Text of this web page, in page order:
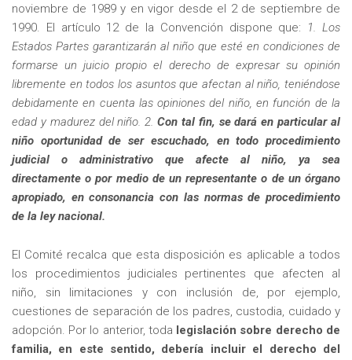
noviembre de 1989 y en vigor desde el 2 de septiembre de
1990. El artículo 12 de la Convención dispone que: 1. Los
Estados Partes garantizarán al niño que esté en condiciones de
formarse un juicio propio el derecho de expresar su opinión
libremente en todos los asuntos que afectan al niño, teniéndose
debidamente en cuenta las opiniones del niño, en función de la
edad y madurez del niño. 2.Con tal fin, se dará en particular al
niño oportunidad de ser escuchado, en todo procedimiento
judicial o administrativo que afecte al niño, ya sea
directamente o por medio de un representante o de un órgano
apropiado, en consonancia con las normas de procedimiento
de la ley nacional.
El Comité recalca que esta disposición es aplicable a todos
los procedimientos judiciales pertinentes que afecten al
niño, sin limitaciones y con inclusión de, por ejemplo,
cuestiones de separación de los padres, custodia, cuidado y
adopción. Por lo anterior, toda legislación sobre derecho de
familia, en este sentido, debería incluir el derecho del